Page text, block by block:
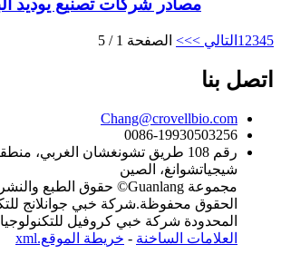
مصادر شركات تصنيع يوديد
1 2345 التالي >>> الصفحة 1 / 5
اتصل بنا
Chang@crovellbio.com
0086-19930503256
رقم 108 طريق تشونغشان الغربي،
شيجياتشوانغ، الصين
الحقوق محفوظة.شركة خبي جوانلانج
المحدودة شركة خبي كروفيل للتكنولوجيا
العلامات الساخنة - خريطة الموقع.xml